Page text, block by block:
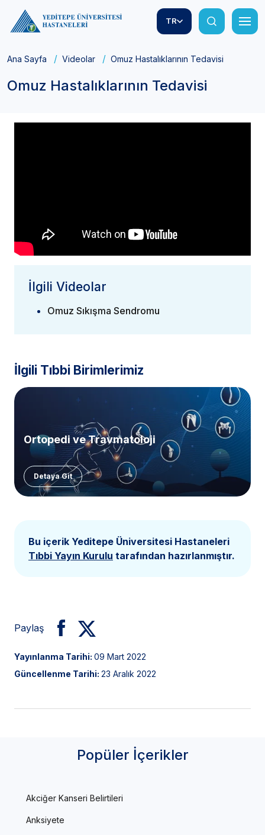
TR
Ana Sayfa Videolar Omuz Hastalıklarının Tedavisi
Omuz Hastalıklarının Tedavisi
İlgili Videolar
Omuz Sıkışma Sendromu
İlgili Tıbbi Birimlerimiz
Ortopedi ve Travmatoloji
Detaya Git
Bu içerik Yeditepe Üniversitesi Hastaneleri
Tıbbi Yayın Kurulu tarafından hazırlanmıştır.
Paylaş
Yayınlanma Tarihi: 09 Mart 2022
Güncellenme Tarihi: 23 Aralık 2022
Popüler İçerikler
Akciğer Kanseri Belirtileri
Anksiyete